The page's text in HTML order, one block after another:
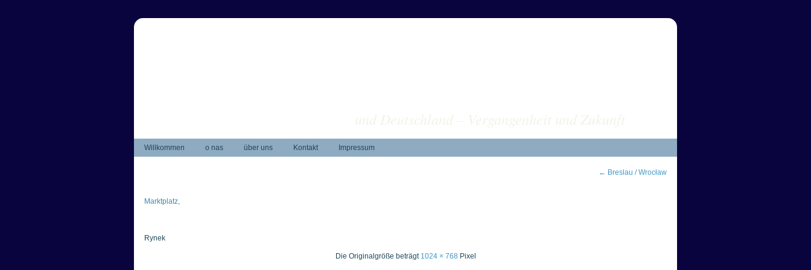
und Deutschland – Vergangenheit und Zukunft
Willkommen o nas über uns Kontakt Impressum
← Breslau / Wrocław
Marktplatz,
Rynek
Die Originalgröße beträgt 1024 × 768 Pixel